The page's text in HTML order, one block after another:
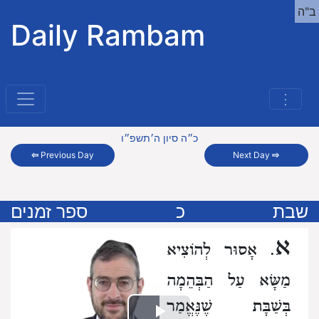
Daily Rambam
⋮
ב"ה
⇦ Previous Day
כ״ה סיון ה׳תשפ״ו
Next Day⇨
שבת כ ספר זמנים
א. אָסוּר לְהוֹצִיא
מַשָּׂא עַל הַבְּהֵמָה
בְּשַׁבָּת שֶׁנֶּאֱמַר